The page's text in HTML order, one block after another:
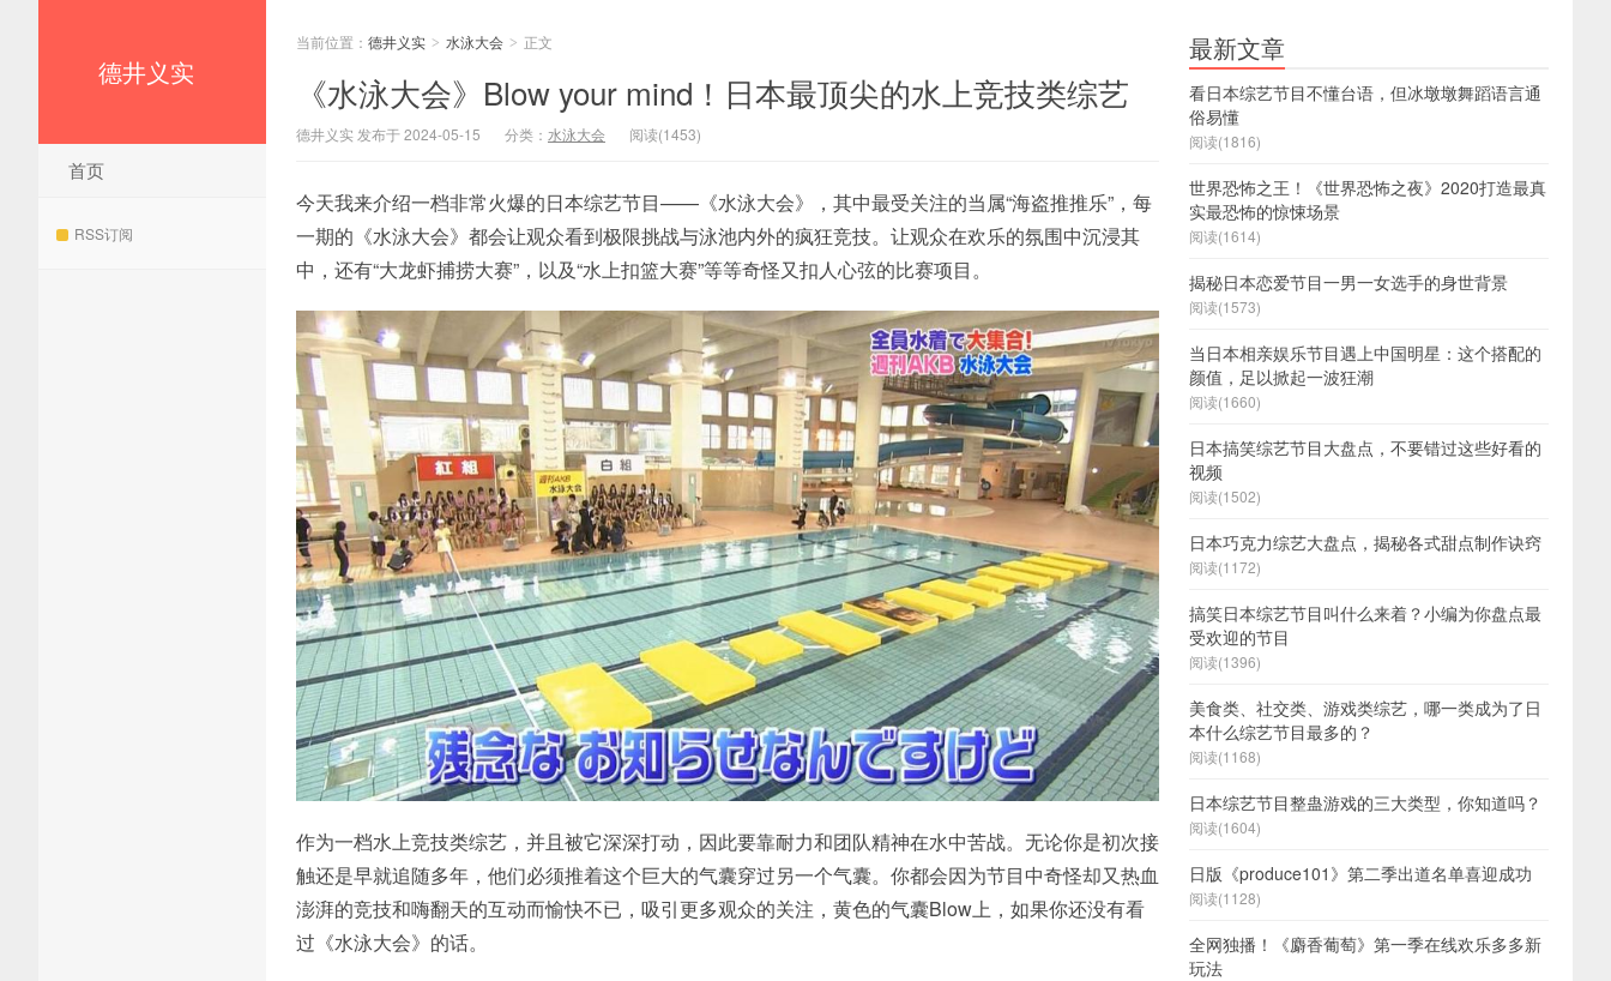
德井义实
首页
RSS订阅
当前位置： 德井义实 > 水泳大会 > 正文
《水泳大会》Blow your mind！日本最顶尖的水上竞技类综艺
德井义实 发布于 2024-05-15 分类： 水泳大会 阅读(1453)
今天我来介绍一档非常火爆的日本综艺节目——《水泳大会》，其中最受关注的当属“海盗推推乐”，每
一期的《水泳大会》都会让观众看到极限挑战与泳池内外的疯狂竞技。让观众在欢乐的氛围中沉浸其
中，还有“大龙虾捕捞大赛”，以及“水上扣篮大赛”等等奇怪又扣人心弦的比赛项目。
作为一档水上竞技类综艺，并且被它深深打动，因此要靠耐力和团队精神在水中苦战。无论你是初次接
触还是早就追随多年，他们必须推着这个巨大的气囊穿过另一个气囊。你都会因为节目中奇怪却又热血
澎湃的竞技和嗨翻天的互动而愉快不已，吸引更多观众的关注，黄色的气囊Blow上，如果你还没有看
过《水泳大会》的话。
最新文章
看日本综艺节目不懂台语，但冰墩墩舞蹈语言通
俗易懂
阅读(1816)
世界恐怖之王！《世界恐怖之夜》2020打造最真
实最恐怖的惊悚场景
阅读(1614)
揭秘日本恋爱节目一男一女选手的身世背景
阅读(1573)
当日本相亲娱乐节目遇上中国明星：这个搭配的
颜值，足以掀起一波狂潮
阅读(1660)
日本搞笑综艺节目大盘点，不要错过这些好看的
视频
阅读(1502)
日本巧克力综艺大盘点，揭秘各式甜点制作诀窍
阅读(1172)
搞笑日本综艺节目叫什么来着？小编为你盘点最
受欢迎的节目
阅读(1396)
美食类、社交类、游戏类综艺，哪一类成为了日
本什么综艺节目最多的？
阅读(1168)
日本综艺节目整蛊游戏的三大类型，你知道吗？
阅读(1604)
日版《produce101》第二季出道名单喜迎成功
阅读(1128)
全网独播！《麝香葡萄》第一季在线欢乐多多新
玩法